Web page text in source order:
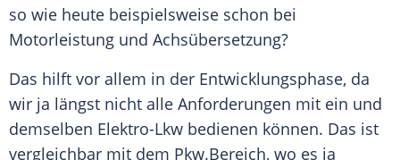
so wie heute beispielsweise schon bei
Motorleistung und Achsübersetzung?
Das hilft vor allem in der Entwicklungsphase, da
wir ja längst nicht alle Anforderungen mit ein und
demselben Elektro-Lkw bedienen können. Das ist
vergleichbar mit dem Pkw.Bereich, wo es ja